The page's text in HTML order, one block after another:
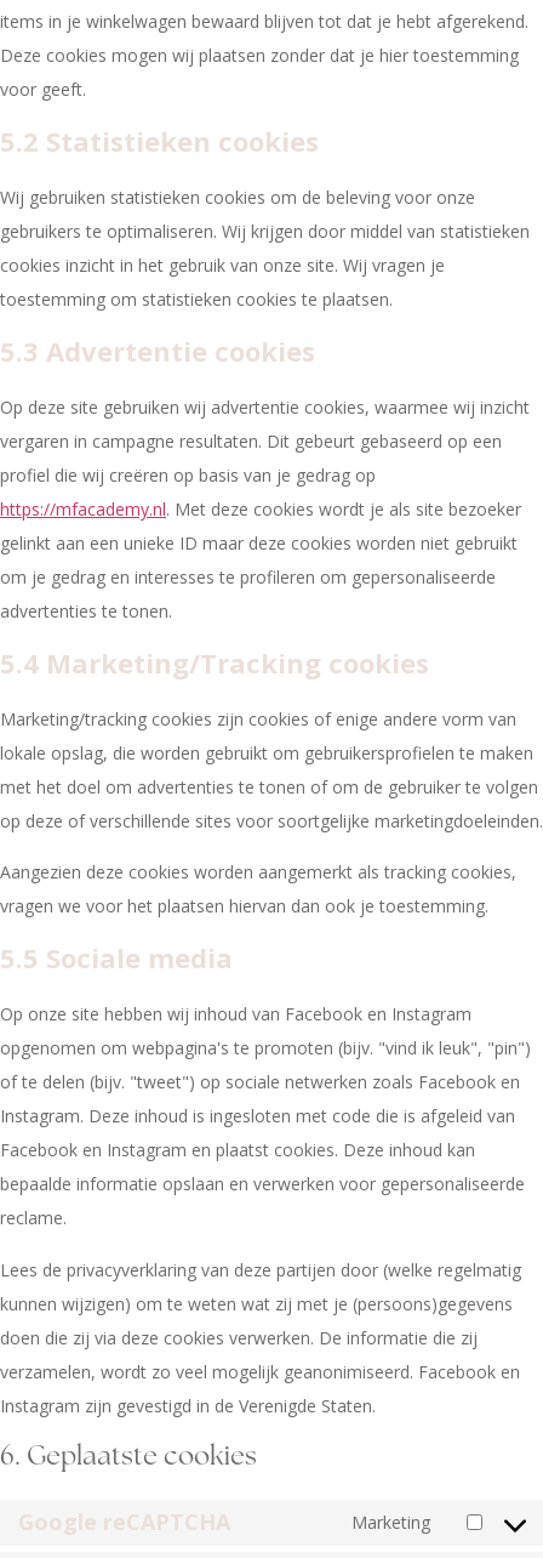
items in je winkelwagen bewaard blijven tot dat je hebt afgerekend.
Deze cookies mogen wij plaatsen zonder dat je hier toestemming
voor geeft.
5.2 Statistieken cookies
Wij gebruiken statistieken cookies om de beleving voor onze
gebruikers te optimaliseren. Wij krijgen door middel van statistieken
cookies inzicht in het gebruik van onze site. Wij vragen je
toestemming om statistieken cookies te plaatsen.
5.3 Advertentie cookies
Op deze site gebruiken wij advertentie cookies, waarmee wij inzicht
vergaren in campagne resultaten. Dit gebeurt gebaseerd op een
profiel die wij creëren op basis van je gedrag op
https://mfacademy.nl. Met deze cookies wordt je als site bezoeker
gelinkt aan een unieke ID maar deze cookies worden niet gebruikt
om je gedrag en interesses te profileren om gepersonaliseerde
advertenties te tonen.
5.4 Marketing/Tracking cookies
Marketing/tracking cookies zijn cookies of enige andere vorm van
lokale opslag, die worden gebruikt om gebruikersprofielen te maken
met het doel om advertenties te tonen of om de gebruiker te volgen
op deze of verschillende sites voor soortgelijke marketingdoeleinden.
Aangezien deze cookies worden aangemerkt als tracking cookies,
vragen we voor het plaatsen hiervan dan ook je toestemming.
5.5 Sociale media
Op onze site hebben wij inhoud van Facebook en Instagram
opgenomen om webpagina's te promoten (bijv. "vind ik leuk", "pin")
of te delen (bijv. "tweet") op sociale netwerken zoals Facebook en
Instagram. Deze inhoud is ingesloten met code die is afgeleid van
Facebook en Instagram en plaatst cookies. Deze inhoud kan
bepaalde informatie opslaan en verwerken voor gepersonaliseerde
reclame.
Lees de privacyverklaring van deze partijen door (welke regelmatig
kunnen wijzigen) om te weten wat zij met je (persoons)gegevens
doen die zij via deze cookies verwerken. De informatie die zij
verzamelen, wordt zo veel mogelijk geanonimiseerd. Facebook en
Instagram zijn gevestigd in de Verenigde Staten.
6. Geplaatste cookies
Google reCAPTCHA Marketing